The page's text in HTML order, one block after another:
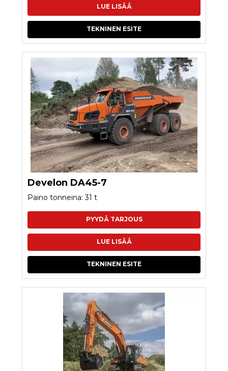
LUE LISÄÄ
TEKNINEN ESITE
Develon DA45-7
Paino tonneina: 31 t
PYYDÄ TARJOUS
LUE LISÄÄ
TEKNINEN ESITE